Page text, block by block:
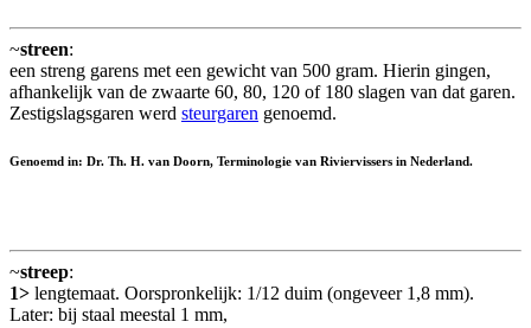
~streen:
een streng garens met een gewicht van 500 gram. Hierin gingen,
afhankelijk van de zwaarte 60, 80, 120 of 180 slagen van dat garen.
Zestigslagsgaren werd steurgaren genoemd.
Genoemd in: Dr. Th. H. van Doorn, Terminologie van Riviervissers in Nederland.
~streep:
1> lengtemaat. Oorspronkelijk: 1/12 duim (ongeveer 1,8 mm).
Later: bij staal meestal 1 mm,